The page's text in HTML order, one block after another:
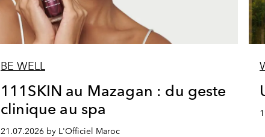
BE WELL
111SKIN au Mazagan : du geste
clinique au spa
21.07.2026 by L'Officiel Maroc